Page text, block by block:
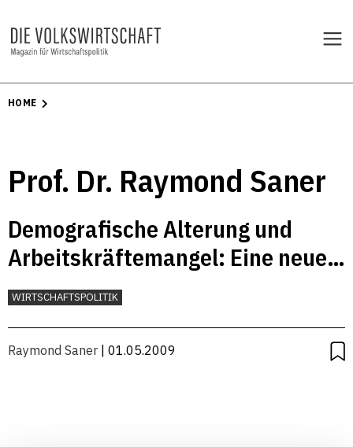
HOME
Prof. Dr. Raymond Saner
Demografische Alterung und
Arbeitskräftemangel: Eine neue
Landkarte der Migration?
WIRTSCHAFTSPOLITIK
Raymond Saner | 01.05.2009